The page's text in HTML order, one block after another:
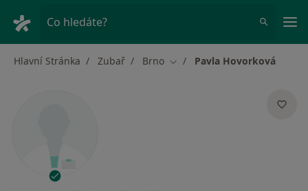
Co hledáte?
Hlavní Stránka Zubař Brno Změna města
Pavla Hovorková